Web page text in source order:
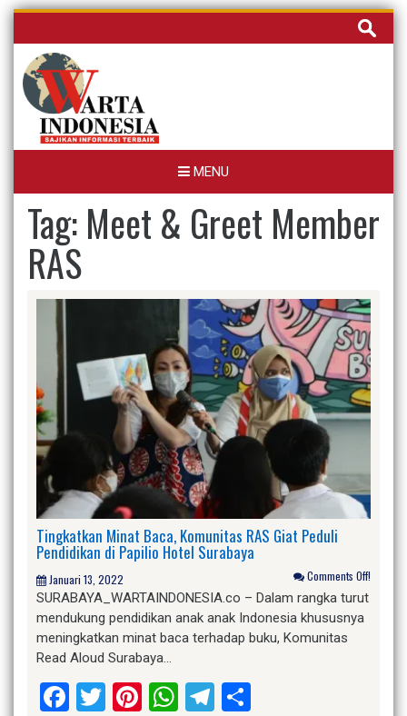
Skip
content
Cari
untuk:
MENU
Tag: Meet & Greet Member
RAS
Tingkatkan Minat Baca, Komunitas RAS Giat Peduli
Pendidikan di Papilio Hotel Surabaya
Januari 13, 2022 Comments Off!
SURABAYA_WARTAINDONESIA.co – Dalam rangka turut
mendukung pendidikan anak anak Indonesia khususnya
meningkatkan minat baca terhadap buku, Komunitas
Read Aloud Surabaya…
Facebook
Twitter
Pinterest
WhatsApp
Telegram